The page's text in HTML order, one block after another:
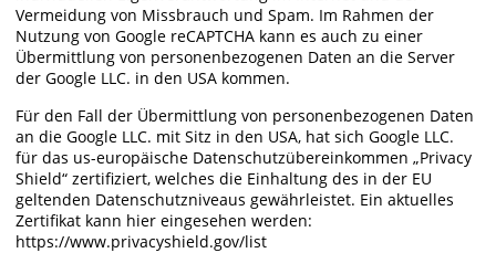
Vermeidung von Missbrauch und Spam. Im Rahmen der
Nutzung von Google reCAPTCHA kann es auch zu einer
Übermittlung von personenbezogenen Daten an die Server
der Google LLC. in den USA kommen.
Für den Fall der Übermittlung von personenbezogenen Daten
an die Google LLC. mit Sitz in den USA, hat sich Google LLC.
für das us-europäische Datenschutzübereinkommen „Privacy
Shield“ zertifiziert, welches die Einhaltung des in der EU
geltenden Datenschutzniveaus gewährleistet. Ein aktuelles
Zertifikat kann hier eingesehen werden:
https://www.privacyshield.gov/list